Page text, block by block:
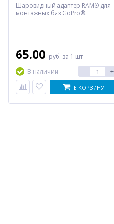
Шаровидный адаптер RAM® для
монтажных баз GoPro®.
65.00 руб. за 1 шт
В наличии
- +
В КОРЗИНУ